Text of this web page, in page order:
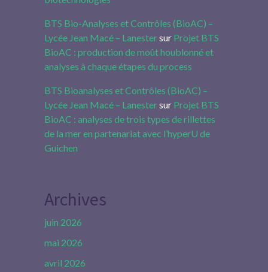
BTS Bio-Analyses et Contrôles (BioAC) –
Lycée Jean Macé – Lanestersur Projet BTS
BioAC : production de moût houblonné et
analyses à chaque étapes du process
BTS Bioanalyses et Contrôles (BioAC) –
Lycée Jean Macé – Lanestersur Projet BTS
BioAC : analyses de trois types de rillettes
de la mer en partenariat avec l’hyperU de
Guichen
Archives
juin 2026
mai 2026
avril 2026